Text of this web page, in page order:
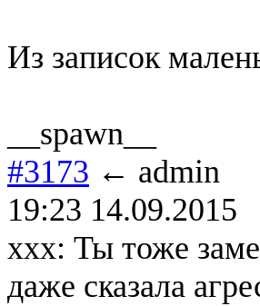
Из записок
__spawn__
#3173 ← admin
19:23 14.09.2015
xxx: Ты тоже
даже сказала